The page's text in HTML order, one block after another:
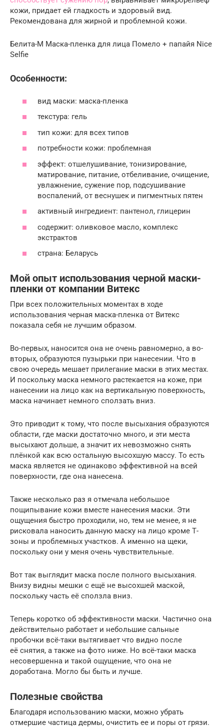
кожи, придает ей гладкость и здоровый вид.
Рекомендована для жирной и проблемной кожи.
Белита-М Маска-пленка для лица Помело + папайя Nice
Selfie
Особенности:
вид маски: маска-пленка
текстура: гель
тип кожи: для всех типов
потребности кожи: проблемная
эффект: отшелушивание, тонизирование,
матирование, питание, отбеливание, очищение,
увлажнение, сужение пор, подсушивание
воспалений, от веснушек и пигментных пятен
активный ингредиент: пантенол, глицерин
содержит: оливковое масло, комплекс
экстрактов
страна: Беларусь
Мой опыт использования черной маски-
пленки от компании Витекс
При всех положительных моментах в ходе
использования черная маска-пленка от Витекс
показала себя не лучшим образом.
Во-первых, наносится она не очень равномерно, а во-
вторых, образуются пузырьки при нанесении. Что в
свою очередь мешает прилегание маски в этих местах.
И поскольку маска немного растекается на коже, при
нанесении на лицо как на вертикальную поверхность,
маска начинает немного сползать вниз.
Это приводит к тому, что после высыхания образуются
области, где маски достаточно много, и эти места
высыхают дольше, а значит их невозможно снять
плёнкой как всю остальную высохшую массу. То есть
маска является не одинаково эффективной на всей
поверхности, где она нанесена.
Также несколько раз я отмечала небольшое
пощипывание кожи вместе нанесения маски. Эти
ощущения быстро проходили, но, тем не менее, я не
рисковала наносить данную маску на лицо кроме Т-
зоны и проблемных участков. А именно на щеки,
поскольку они у меня очень чувствительные.
Вот так выглядит маска после полного высыхания.
Внизу видны мешки с ещё не высохшей маской,
поскольку часть её сползла вниз.
Теперь коротко об эффективности маски. Частично она
действительно работает и небольшие сальные
пробочки всё-таки вытягивает что видно после
её снятия, а также на фото ниже. Но всё-таки маска
несовершенна и такой ощущение, что она не
доработана. Могло бы быть и лучше.
Полезные свойства
Благодаря использованию маски, можно убрать
отмершие частица дермы, очистить ее и поры от грязи.